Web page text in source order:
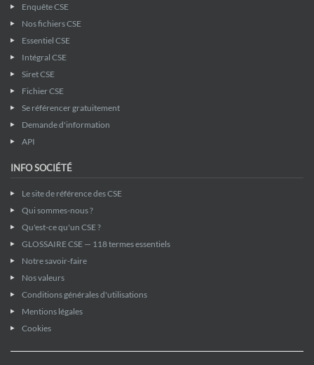
Enquête CSE
Nos fichiers CSE
Essentiel CSE
Intégral CSE
Siret CSE
Fichier CSE
Se référencer gratuitement
Demande d'information
API
INFO SOCIÉTÉ
Le site de référence des CSE
Qui sommes-nous ?
Qu'est-ce qu'un CSE ?
GLOSSAIRE CSE — 118 termes essentiels
Notre savoir-faire
Nos valeurs
Conditions générales d'utilisations
Mentions légales
Cookies